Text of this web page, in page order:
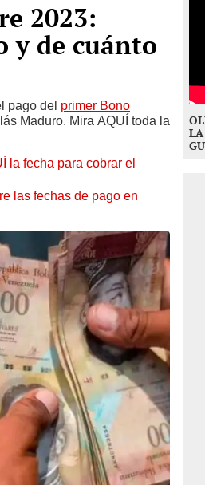
2023:
y de cuánto
pago del primer Bono
Maduro. Mira AQUÍ toda la
la fecha para cobrar el
las fechas de pago en